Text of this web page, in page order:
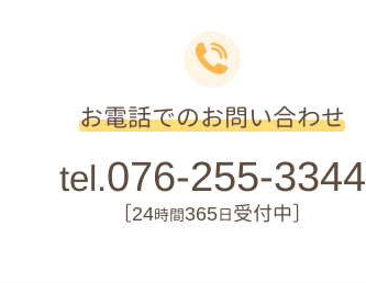
お電話でのお問い合わせ
tel.076-255-3344
［24時間365日受付中］